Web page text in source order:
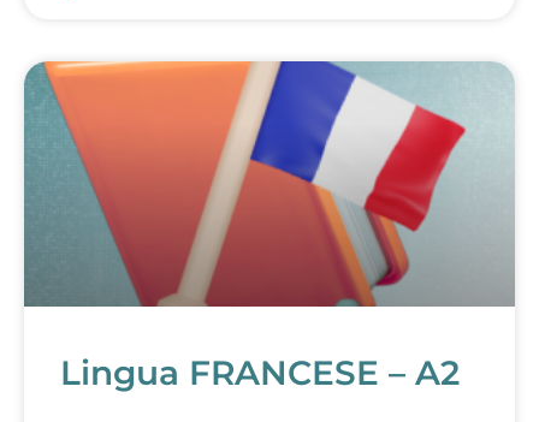
Lingua FRANCESE – A2